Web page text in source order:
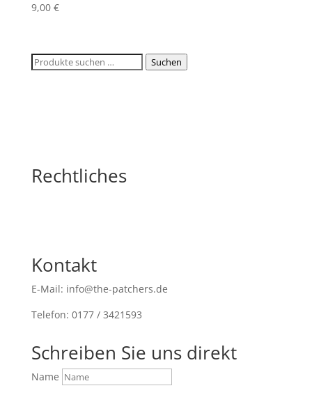
9,00 €
Suchen
Suchen
Rechtliches
Kontakt
E-Mail: info@the-patchers.de
Telefon: 0177 / 3421593
Schreiben Sie uns direkt
Name